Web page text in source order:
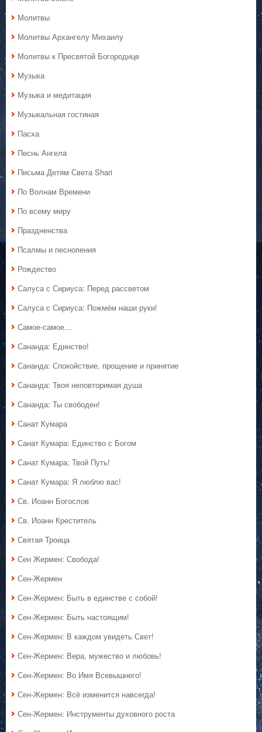
Молитвы
Молитвы Архангелу Михаилу
Молитвы к Пресвятой Богородице
Музыка
Музыка и медитация
Музыкальная гостиная
Пасха
Песнь Ангела
Письма Детям Света Shari
По Волнам Времени
По всему миру
Праздненства
Псалмы и песнопения
Рождество
Салуса с Сириуса: Перед рассветом
Салуса с Сириуса: Пожмём наши руки!
Самое-самое…
Сананда: Единство!
Сананда: Спокойствие, прощение и принятие
Сананда: Твоя неповторимая душа
Сананда: Ты свободен!
Санат Кумара
Санат Кумара: Единство с Богом
Санат Кумара: Твой Путь!
Санат Кумара: Я люблю вас!
Св. Иоанн Богослов
Св. Иоанн Креститель
Святая Троица
Сен Жермен: Свобода!
Сен-Жермен
Сен-Жермен: Быть в единстве с собой!
Сен-Жермен: Быть настоящим!
Сен-Жермен: В каждом увидеть Свет!
Сен-Жермен: Вера, мужество и любовь!
Сен-Жермен: Во Имя Всевышнего!
Сен-Жермен: Всё изменится навсегда!
Сен-Жермен: Инструменты духовного роста